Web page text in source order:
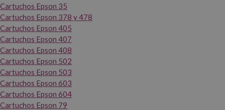
Cartuchos Epson 35
Cartuchos Epson 378 y 478
Cartuchos Epson 405
Cartuchos Epson 407
Cartuchos Epson 408
Cartuchos Epson 502
Cartuchos Epson 503
Cartuchos Epson 603
Cartuchos Epson 604
Cartuchos Epson 79